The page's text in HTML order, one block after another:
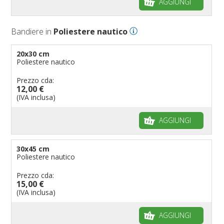
Bandiere per eventi religiosi
Bandiere per ambasciate
Bandiere per riserve naturali e parchi
Bandiere per musicisti
pennoni per bandiere
Bandiere in Poliestere nautico
20x30 cm
Poliestere nautico
Prezzo cda:
12,00 €
(IVA inclusa)
AGGIUNGI
30x45 cm
Poliestere nautico
Prezzo cda:
15,00 €
(IVA inclusa)
AGGIUNGI